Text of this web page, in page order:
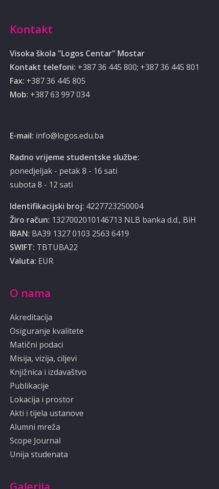
Kontakt
Visoka škola "Logos Centar" Mostar
Kontakt telefoni: +387 36 445 800; +387 36 445 801
Fax: +387 36 445 805
Mob: ‭‎+387 63 997 034‬
E-mail: info@logos.edu.ba
Radno vrijeme studentske službe:
ponedjeljak - petak 8 - 16 sati
subota 8 - 12 sati
Identifikacijski broj: 4227723250004
Žiro račun: 1327002010146713 NLB banka d.d., BiH
IBAN: BA39 1327 0103 2563 6419
SWIFT: TBTUBA22
Valuta: EUR
O nama
Akreditacija
Osiguranje kvalitete
Matični podaci
Misija, vizija, ciljevi
Knjižnica i izdavaštvo
Publikacije
Lokacija i prostor
Akti i tijela ustanove
Alumni mreža
Scope Journal
Unija studenata